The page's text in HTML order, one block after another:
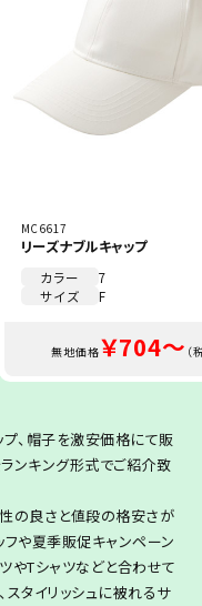
MC6617
リーズナブルキャップ
カラー
7
サイズ
F
無地価格￥704～ （
、帽子を激安価格にて販
ンキング形式でご紹介致
の良さと値段の格安さが
フや夏季販促キャンペーン
やTシャツなどと合わせて
スタイリッシュに被れるサ